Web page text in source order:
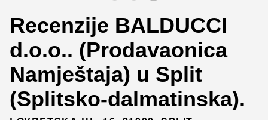
Recenzije BALDUCCI
d.o.o.. (Prodavaonica
Namještaja) u Split
(Splitsko-dalmatinska).